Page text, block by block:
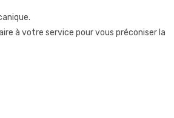
à votre service pour vous préconiser la